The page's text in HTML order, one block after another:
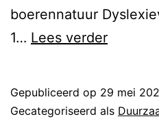
boerennatuur
1… Lees verder
Gepubliceerd op 29 mei
Gecategoriseerd als